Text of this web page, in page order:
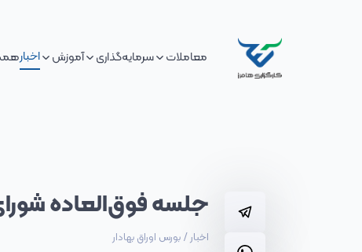
معاملات سرمایه‌گذاری آموزش اخبار
جلسه فوق‌العاده
اخبار / بورس اوراق بهادار